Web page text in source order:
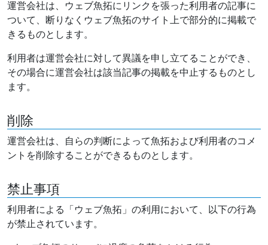
運営会社は、ウェブ魚拓にリンクを張った利用者の記事に
ついて、断りなくウェブ魚拓のサイト上で部分的に掲載で
きるものとします。
利用者は運営会社に対して異議を申し立てることができ、
その場合に運営会社は該当記事の掲載を中止するものとし
ます。
削除
運営会社は、自らの判断によって魚拓および利用者のコメ
ントを削除することができるものとします。
禁止事項
利用者による「ウェブ魚拓」の利用において、以下の行為
が禁止されています。